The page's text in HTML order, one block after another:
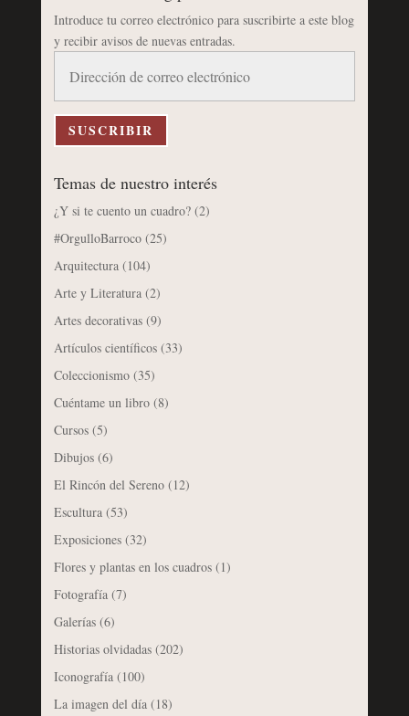
Introduce tu correo electrónico para suscribirte a este blog
y recibir avisos de nuevas entradas.
correo
electrónico
SUSCRIBIR
Temas de nuestro interés
¿Y si te cuento un cuadro?(2)
#OrgulloBarroco(25)
Arquitectura(104)
Arte y Literatura(2)
Artes decorativas(9)
Artículos científicos(33)
Coleccionismo(35)
Cuéntame un libro(8)
Cursos(5)
Dibujos(6)
El Rincón del Sereno(12)
Escultura(53)
Exposiciones(32)
Flores y plantas en los cuadros(1)
Fotografía(7)
Galerías(6)
Historias olvidadas(202)
Iconografía(100)
La imagen del día(18)